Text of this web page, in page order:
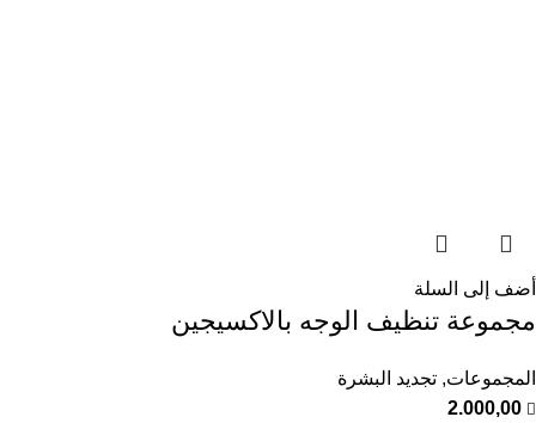
أضف إلى السلة
مجموعة تنظيف الوجه بالاكسيجين
المجموعات, تجديد البشرة
2.000,00